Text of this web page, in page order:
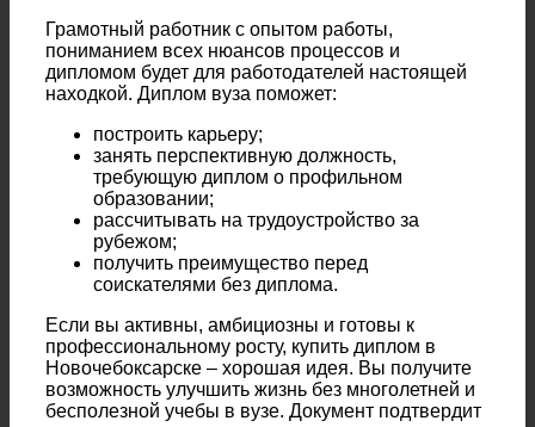
Грамотный работник с опытом работы,
пониманием всех нюансов процессов и
дипломом будет для работодателей настоящей
находкой. Диплом вуза поможет:
построить карьеру;
занять перспективную должность,
требующую диплом о профильном
образовании;
рассчитывать на трудоустройство за
рубежом;
получить преимущество перед
соискателями без диплома.
Если вы активны, амбициозны и готовы к
профессиональному росту, купить диплом в
Новочебоксарске – хорошая идея. Вы получите
возможность улучшить жизнь без многолетней и
бесполезной учебы в вузе. Документ подтвердит